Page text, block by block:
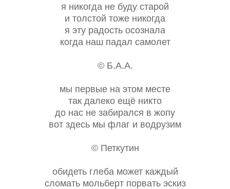
я никогда не буду старой
и толстой тоже никогда
я эту радость осознала
когда наш падал самолет
© Б.А.А.
мы первые на этом месте
так далеко ещё никто
до нас не забирался в жопу
вот здесь мы флаг и водрузим
© Петкутин
обидеть глеба может каждый
сломать мольберт порвать эскиз